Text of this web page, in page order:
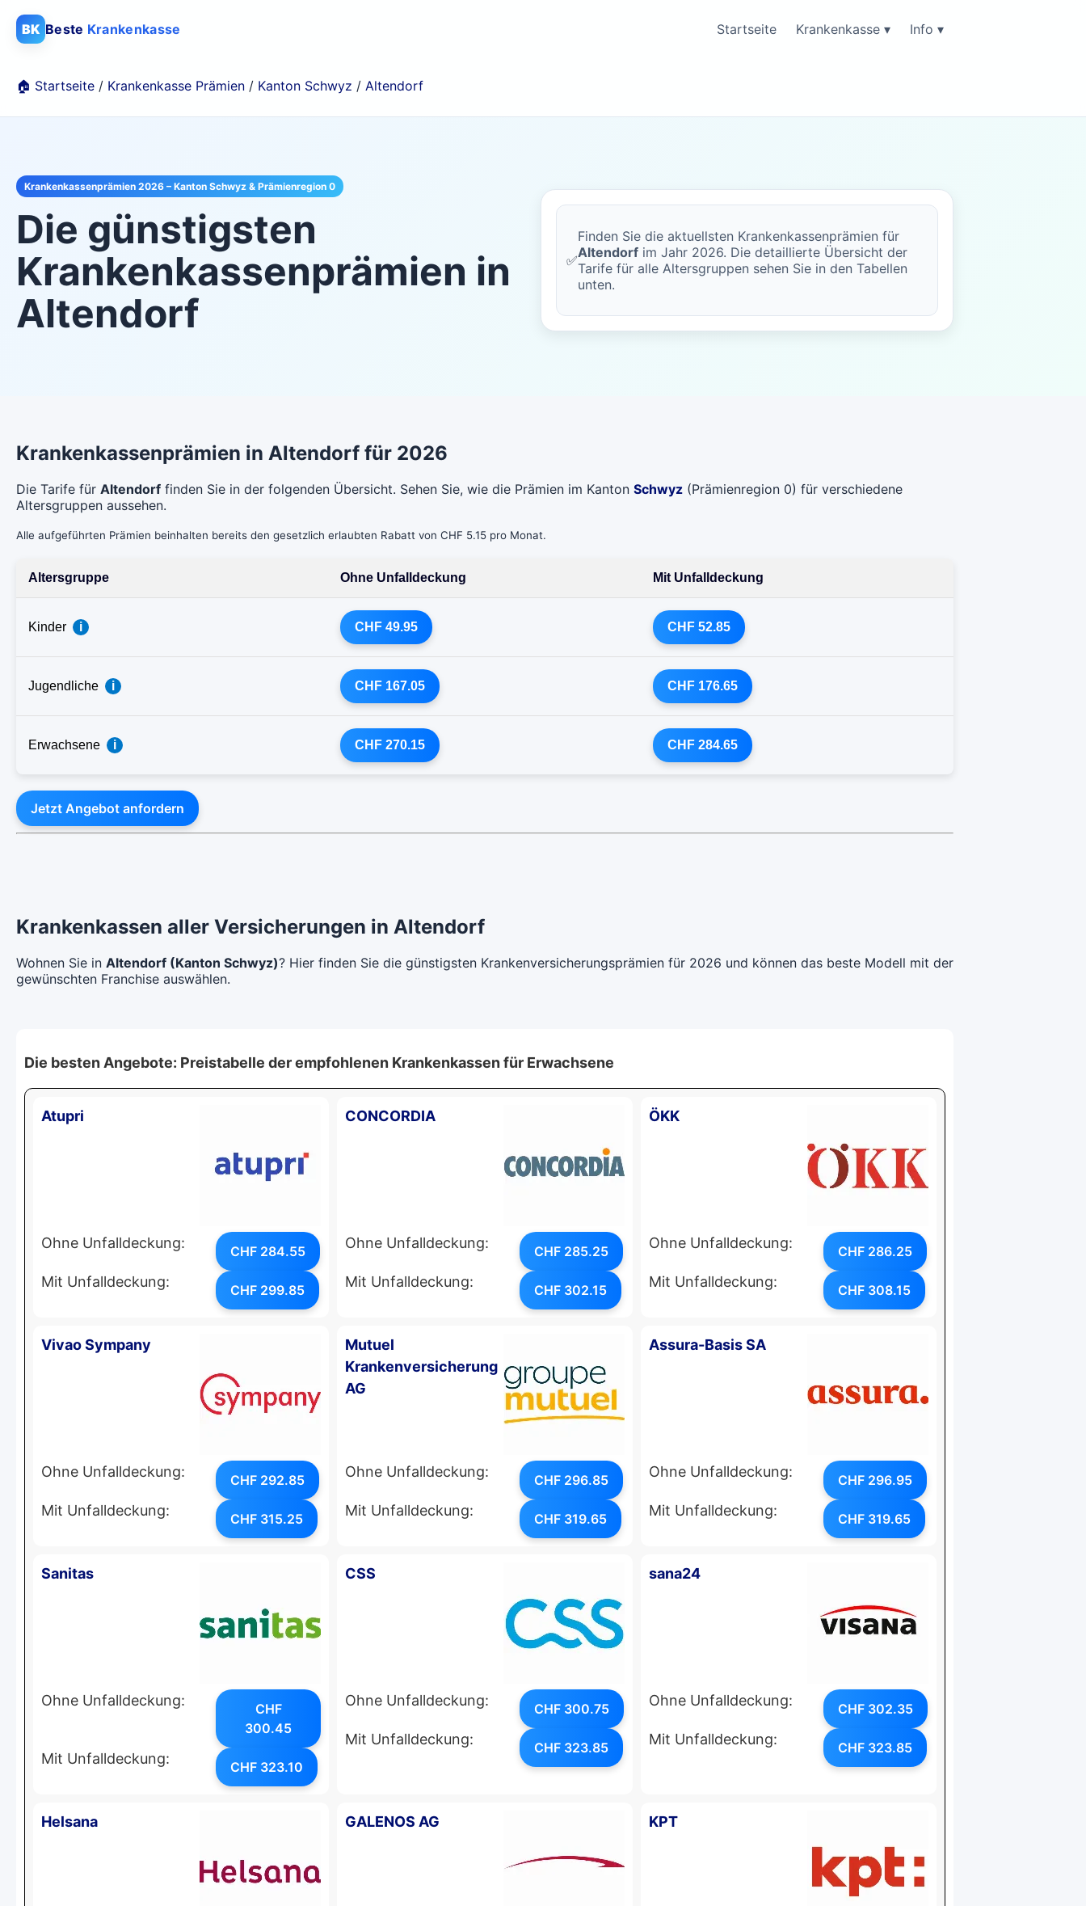
BK Beste Krankenkasse Startseite Krankenkasse ▾ Info ▾
🏠 Startseite / Krankenkasse Prämien / Kanton Schwyz / Altendorf
Krankenkassenprämien 2026 – Kanton Schwyz & Prämienregion 0
Die günstigsten
Krankenkassenprämien in
Altendorf
✅
Finden Sie die aktuellsten Krankenkassenprämien für
Altendorf im Jahr 2026. Die detaillierte Übersicht der
Tarife für alle Altersgruppen sehen Sie in den Tabellen
unten.
Krankenkassenprämien in Altendorf für 2026
Die Tarife für Altendorf finden Sie in der folgenden Übersicht. Sehen Sie, wie die Prämien im Kanton Schwyz (Prämienregion 0) für verschiedene
Altersgruppen aussehen.
Alle aufgeführten Prämien beinhalten bereits den gesetzlich erlaubten Rabatt von CHF 5.15 pro Monat.
Altersgruppe Ohne Unfalldeckung Mit Unfalldeckung
Kinder i CHF 49.95 CHF 52.85
Jugendliche i CHF 167.05 CHF 176.65
Erwachsene i CHF 270.15 CHF 284.65
Jetzt Angebot anfordern
Krankenkassen aller Versicherungen in Altendorf
Wohnen Sie in Altendorf (Kanton Schwyz)? Hier finden Sie die günstigsten Krankenversicherungsprämien für 2026 und können das beste Modell mit der
gewünschten Franchise auswählen.
Die besten Angebote: Preistabelle der empfohlenen Krankenkassen für Erwachsene
Atupri
Ohne Unfalldeckung: CHF 284.55
Mit Unfalldeckung: CHF 299.85
CONCORDIA
Ohne Unfalldeckung: CHF 285.25
Mit Unfalldeckung: CHF 302.15
ÖKK
Ohne Unfalldeckung: CHF 286.25
Mit Unfalldeckung: CHF 308.15
Vivao Sympany
Ohne Unfalldeckung: CHF 292.85
Mit Unfalldeckung: CHF 315.25
Mutuel
Krankenversicherung
AG
Ohne Unfalldeckung: CHF 296.85
Mit Unfalldeckung: CHF 319.65
Assura-Basis SA
Ohne Unfalldeckung: CHF 296.95
Mit Unfalldeckung: CHF 319.65
Sanitas
Ohne Unfalldeckung:
CHF
300.45
Mit Unfalldeckung: CHF 323.10
CSS
Ohne Unfalldeckung: CHF 300.75
Mit Unfalldeckung: CHF 323.85
sana24
Ohne Unfalldeckung: CHF 302.35
Mit Unfalldeckung: CHF 323.85
Helsana GALENOS AG KPT